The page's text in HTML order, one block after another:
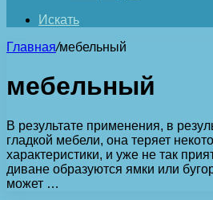
Искать
Главная/мебельный
мебельный
В результате применения, в
гладкой мебели, она теряет
характеристики, и уже не так
диване образуются ямки или
может …